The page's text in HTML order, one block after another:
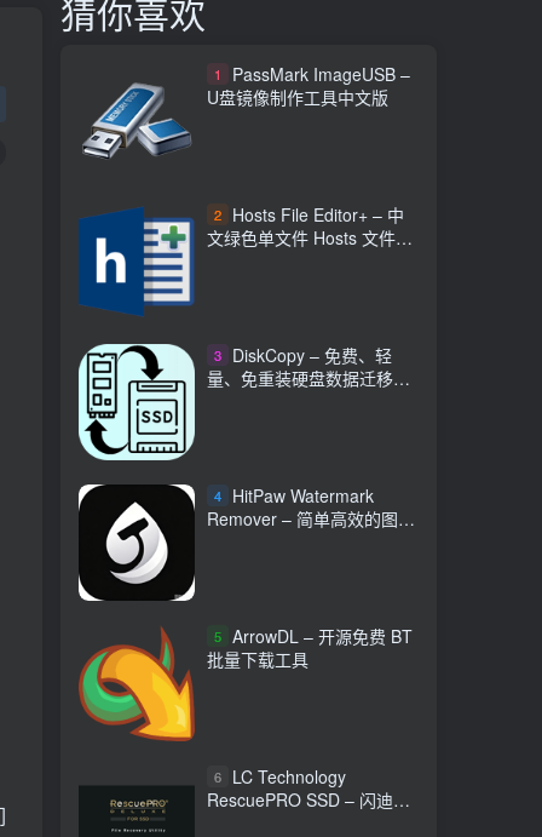
猜你喜欢
1
PassMark ImageUSB –
U盘镜像制作工具中文版
2
Hosts File Editor+ – 中
文绿色单文件 Hosts 文件编
3
DiskCopy – 免费、轻
量、免重装硬盘数据迁移工
4
HitPaw Watermark
Remover – 简单高效的图文
5 ArrowDL – 开源免费 BT
批量下载工具
6
LC Technology
RescuePRO SSD – 闪迪固